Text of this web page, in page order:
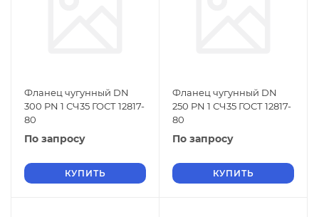
Фланец чугунный DN
300 PN 1 СЧ35 ГОСТ 12817-
80
По запросу
КУПИТЬ
Фланец чугунный DN
250 PN 1 СЧ35 ГОСТ 12817-
80
По запросу
КУПИТЬ